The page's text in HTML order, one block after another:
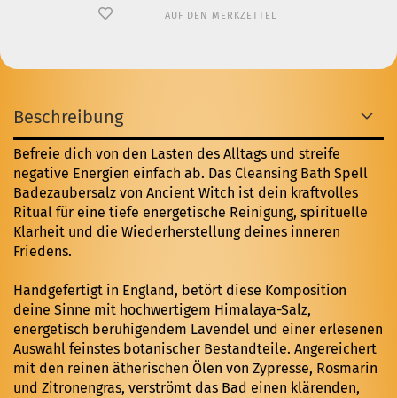
AUF DEN MERKZETTEL
Beschreibung
Befreie dich von den Lasten des Alltags und streife
negative Energien einfach ab. Das Cleansing Bath Spell
Badezaubersalz von Ancient Witch ist dein kraftvolles
Ritual für eine tiefe energetische Reinigung, spirituelle
Klarheit und die Wiederherstellung deines inneren
Friedens.
Handgefertigt in England, betört diese Komposition
deine Sinne mit hochwertigem Himalaya-Salz,
energetisch beruhigendem Lavendel und einer erlesenen
Auswahl feinstes botanischer Bestandteile. Angereichert
mit den reinen ätherischen Ölen von Zypresse, Rosmarin
und Zitronengras, verströmt das Bad einen klärenden,